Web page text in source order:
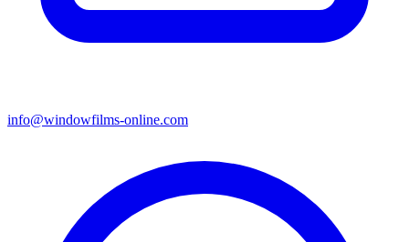
info@windowfilms-online.com